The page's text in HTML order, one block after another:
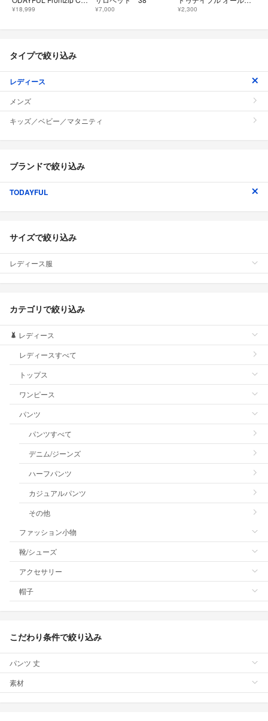
¥18,999 ¥7,000 ¥2,300
タイプで絞り込み
レディース
メンズ
キッズ／ベビー／マタニティ
ブランドで絞り込み
TODAYFUL
サイズで絞り込み
レディース服
カテゴリで絞り込み
レディース
レディースすべて
トップス
ワンピース
パンツ
パンツすべて
デニム/ジーンズ
ハーフパンツ
カジュアルパンツ
その他
ファッション小物
靴/シューズ
アクセサリー
帽子
こだわり条件で絞り込み
パンツ 丈
素材